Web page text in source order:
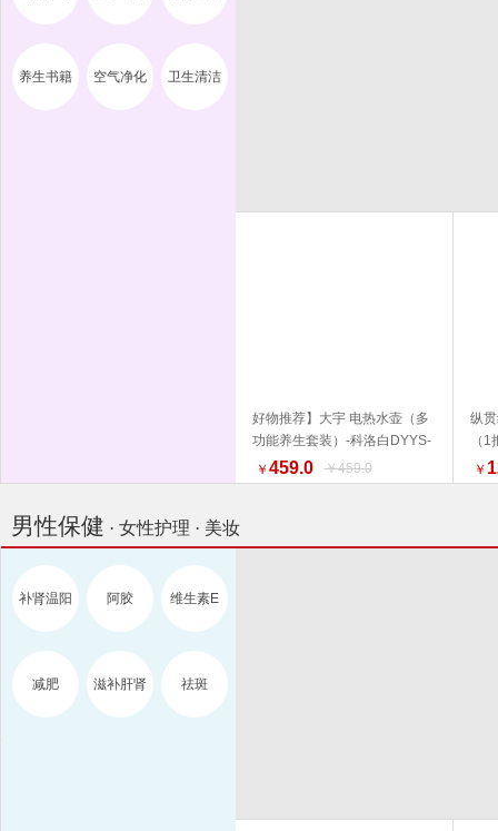
养生书籍 空气净化 卫生清洁
好物推荐】大宇 电热水壶（多
功能养生套装）-科洛白DYYS-
12Y18 水壶 电热水壶 品质生活
厨具 换新季 健康生活家居
￥ 459.0 ￥459.0
纵
（
外
￥
男性保健 · 女性护理 · 美妆
补肾温阳 阿胶 维生素E
减肥 滋补肝肾 祛斑